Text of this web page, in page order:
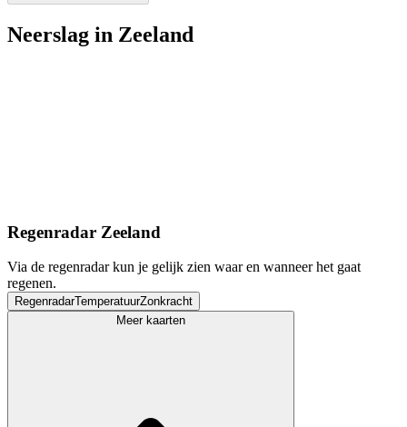
Neerslag in Zeeland
Regenradar Zeeland
Via de regenradar kun je gelijk zien waar en wanneer het gaat
regenen.
RegenradarTemperatuurZonkracht
Meer kaarten